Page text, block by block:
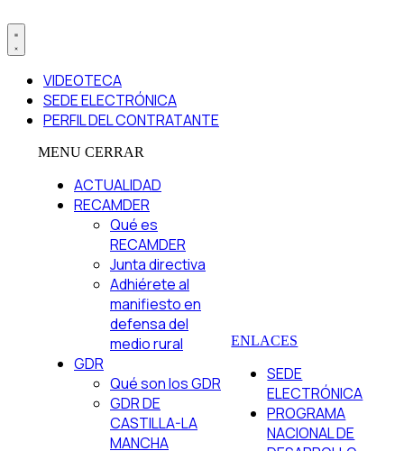
VIDEOTECA
SEDE ELECTRÓNICA
PERFIL DEL CONTRATANTE
MENU CERRAR
ACTUALIDAD
RECAMDER
Qué es
RECAMDER
Junta directiva
Adhiérete al
manifiesto en
defensa del
medio rural
GDR
Qué son los GDR
GDR DE
CASTILLA-LA
MANCHA
ENLACES
SEDE
ELECTRÓNICA
PROGRAMA
NACIONAL DE